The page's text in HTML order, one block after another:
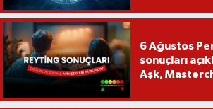
6 Ağustos
sonuçları
Aşk,